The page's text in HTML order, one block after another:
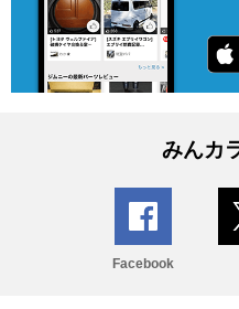
みんカ
Facebook